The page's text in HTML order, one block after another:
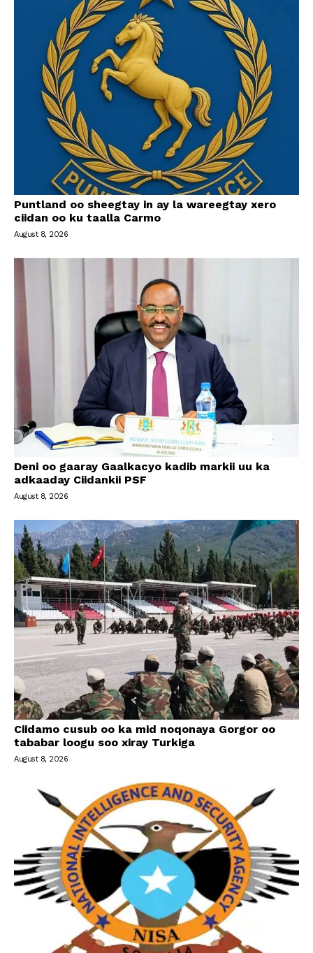
Puntland oo sheegtay in ay la wareegtay xero
ciidan oo ku taalla Carmo
August 8, 2026
Deni oo gaaray Gaalkacyo kadib markii uu ka
adkaaday Ciidankii PSF
August 8, 2026
Ciidamo cusub oo ka mid noqonaya Gorgor oo
tababar loogu soo xiray Turkiga
August 8, 2026